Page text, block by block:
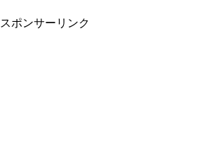
スポンサーリンク